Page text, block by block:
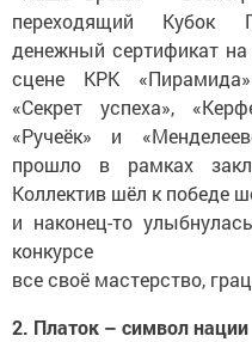
переходящий Кубок
денежный сертификат
сцене КРК
«Секрет успеха»,
«Ручеёк» и
прошло в рамках
Коллектив шёл к победе
и наконец-то
конкурсе
все своё мастерство,
2. Платок – символ нации